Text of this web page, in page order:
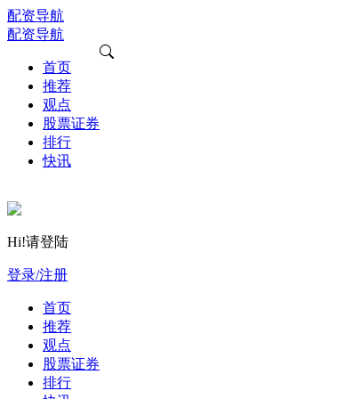
配资导航
配资导航
首页
推荐
观点
股票证券
排行
快讯
Hi!请登陆
登录/注册
首页
推荐
观点
股票证券
排行